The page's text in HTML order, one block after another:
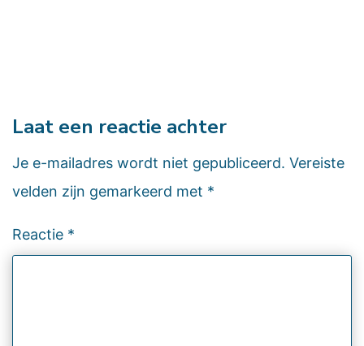
Laat een reactie achter
Je e-mailadres wordt niet gepubliceerd. Vereiste
velden zijn gemarkeerd met *
Reactie *